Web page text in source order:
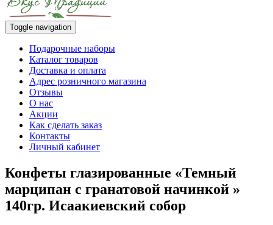
Toggle navigation
Подарочные наборы
Каталог товаров
Доставка и оплата
Адрес розничного магазина
Отзывы
О нас
Акции
Как сделать заказ
Контакты
Личный кабинет
Конфеты глазированные «Темный
марципан с гранатовой начинкой »
140гр. Исаакиевский собор